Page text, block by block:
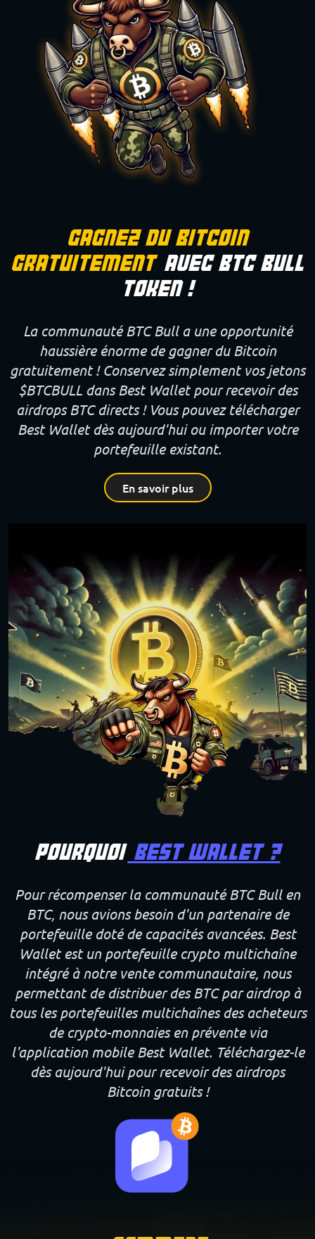
Gagnez Du Bitcoin
Gratuitement Avec BTC Bull
Token !
La communauté BTC Bull a une opportunité
haussière énorme de gagner du Bitcoin
gratuitement ! Conservez simplement vos jetons
$BTCBULL dans Best Wallet pour recevoir des
airdrops BTC directs ! Vous pouvez télécharger
Best Wallet dès aujourd'hui ou importer votre
portefeuille existant.
En savoir plus
Pourquoi Best Wallet ?
Pour récompenser la communauté BTC Bull en
BTC, nous avions besoin d'un partenaire de
portefeuille doté de capacités avancées. Best
Wallet est un portefeuille crypto multichaîne
intégré à notre vente communautaire, nous
permettant de distribuer des BTC par airdrop à
tous les portefeuilles multichaînes des acheteurs
de crypto-monnaies en prévente via
l'application mobile Best Wallet. Téléchargez-le
dès aujourd'hui pour recevoir des airdrops
Bitcoin gratuits !